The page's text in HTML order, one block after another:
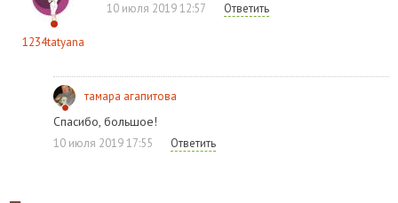
1234tatyana
10 июля 2019 12:57 Ответить
тамара агапитова
Спасибо, большое!
10 июля 2019 17:55 Ответить